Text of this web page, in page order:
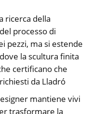
ricerca della
processo di
pezzi, ma si estende
la scultura finita
certificano che
da Lladró
mantiene vivi
trasformare la